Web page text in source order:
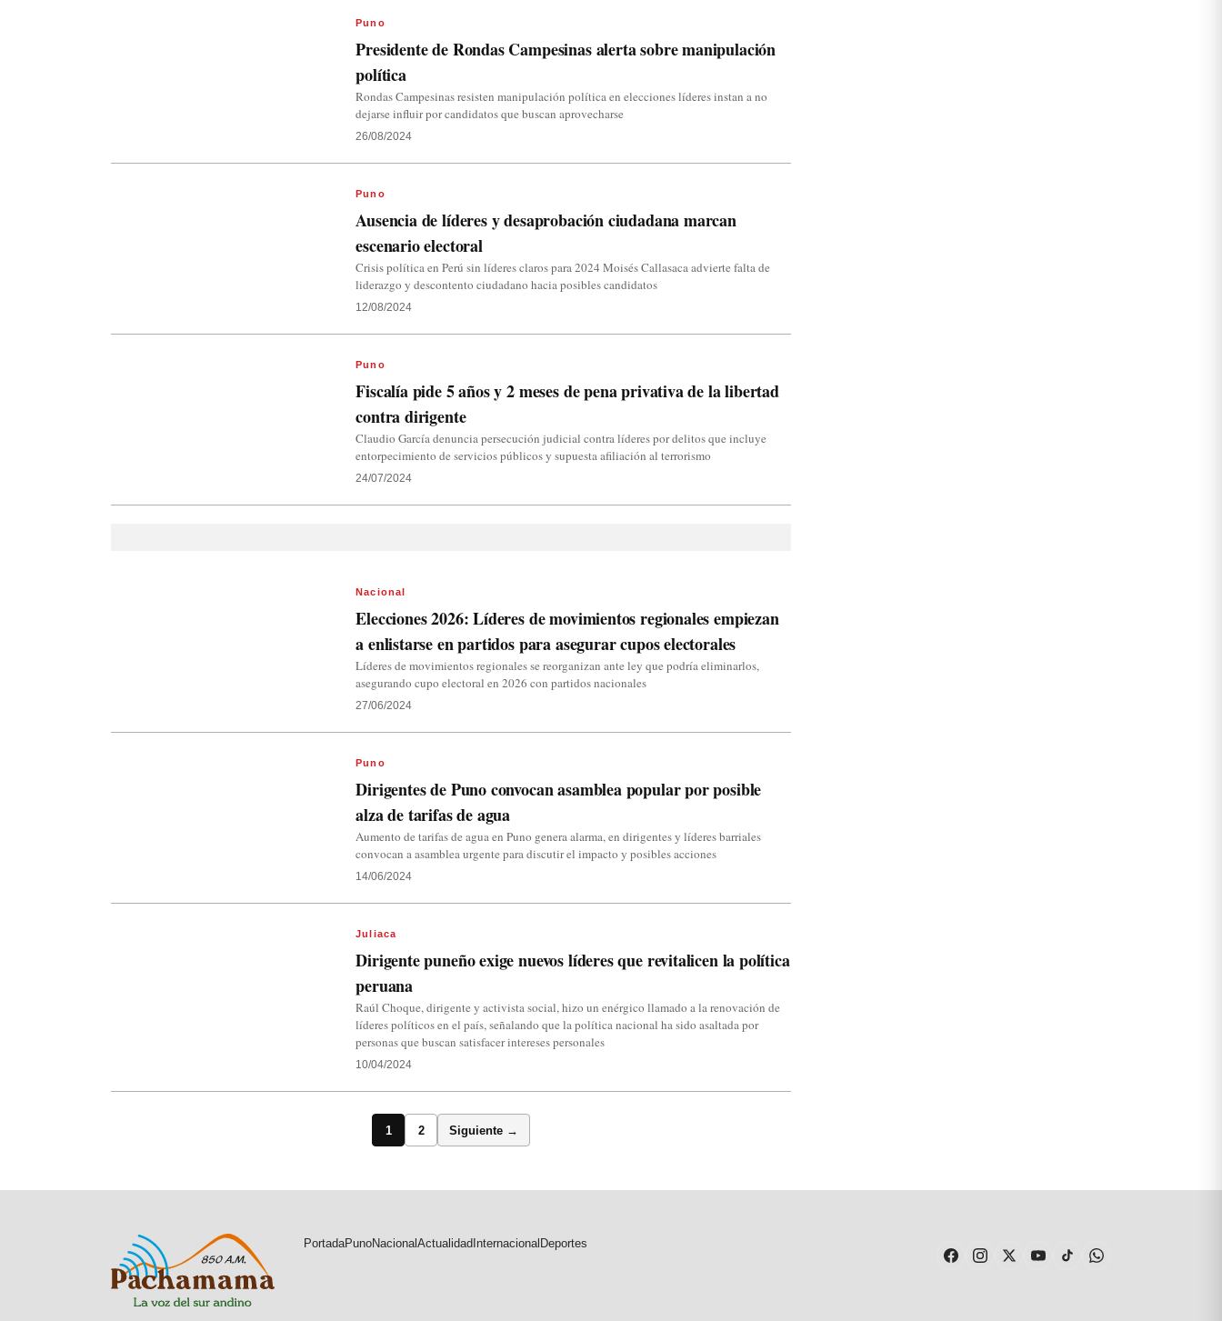
Puno
Presidente de Rondas Campesinas alerta sobre manipulación
política
Rondas Campesinas resisten manipulación política en elecciones líderes instan a no
dejarse influir por candidatos que buscan aprovecharse
26/08/2024
Puno
Ausencia de líderes y desaprobación ciudadana marcan
escenario electoral
Crisis política en Perú sin líderes claros para 2024 Moisés Callasaca advierte falta de
liderazgo y descontento ciudadano hacia posibles candidatos
12/08/2024
Puno
Fiscalía pide 5 años y 2 meses de pena privativa de la libertad
contra dirigente
Claudio García denuncia persecución judicial contra líderes por delitos que incluye
entorpecimiento de servicios públicos y supuesta afiliación al terrorismo
24/07/2024
Nacional
Elecciones 2026: Líderes de movimientos regionales empiezan
a enlistarse en partidos para asegurar cupos electorales
Líderes de movimientos regionales se reorganizan ante ley que podría eliminarlos,
asegurando cupo electoral en 2026 con partidos nacionales
27/06/2024
Puno
Dirigentes de Puno convocan asamblea popular por posible
alza de tarifas de agua
Aumento de tarifas de agua en Puno genera alarma, en dirigentes y líderes barriales
convocan a asamblea urgente para discutir el impacto y posibles acciones
14/06/2024
Juliaca
Dirigente puneño exige nuevos líderes que revitalicen la política
peruana
Raúl Choque, dirigente y activista social, hizo un enérgico llamado a la renovación de
líderes políticos en el país, señalando que la política nacional ha sido asaltada por
personas que buscan satisfacer intereses personales
10/04/2024
1 2 Siguiente →
PortadaPunoNacionalActualidad Internacional Deportes